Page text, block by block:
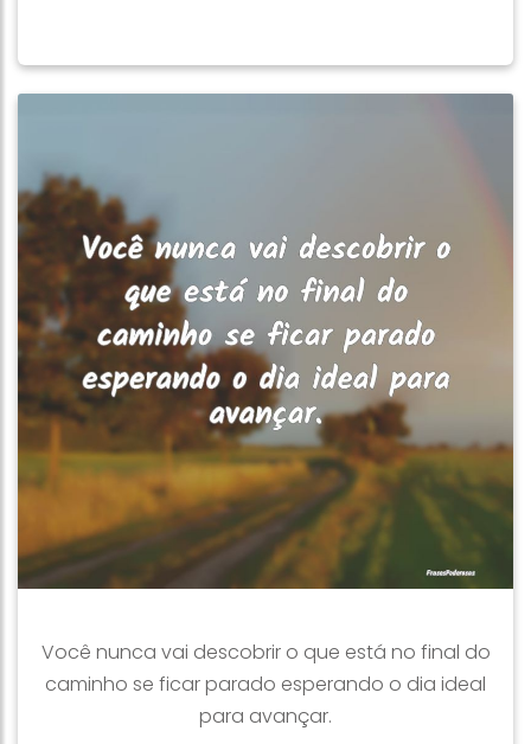
Você nunca vai descobrir o que está no final do
caminho se ficar parado esperando o dia ideal
para avançar.